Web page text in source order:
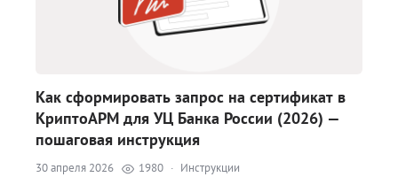
Как сформировать запрос на сертификат в
КриптоАРМ для УЦ Банка России (2026) —
пошаговая инструкция
30 апреля 2026 1980 · Инструкции